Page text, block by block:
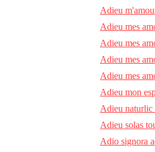
Adieu
Adieu mes
Adieu mes
Adieu mes
Adieu mes
Adieu mon
Adieu naturlic
Adieu solas
Adio signora